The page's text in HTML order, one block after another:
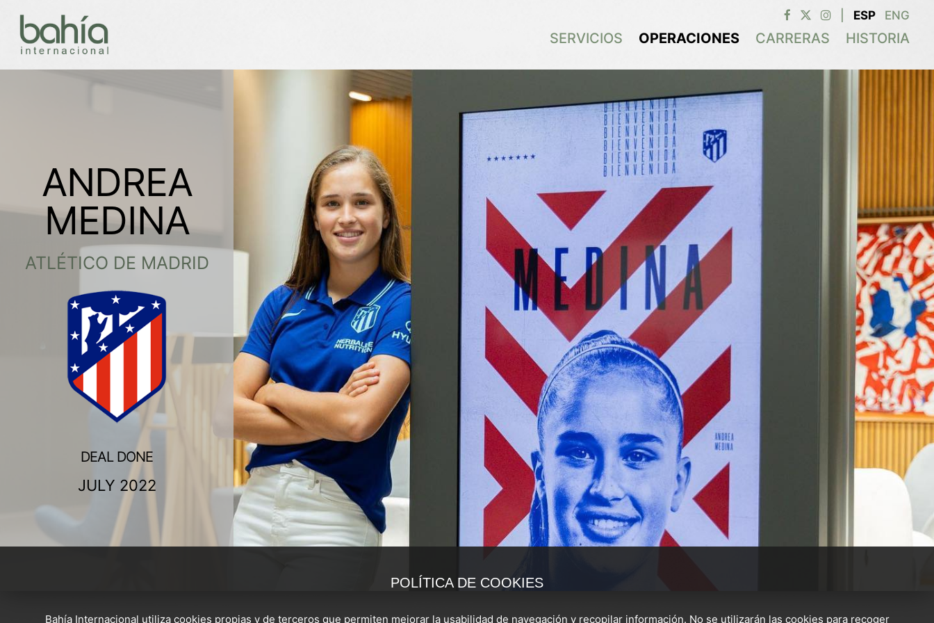
POLÍTICA DE COOKIES
Bahía Internacional utiliza cookies propias y de terceros que permiten mejorar la usabilidad de navegación y recopilar información. No se utilizarán las cookies para recoger
ESP ENG
SERVICIOS OPERACIONES CARRERAS HISTORIA
ANDREA
MEDINA
ATLÉTICO DE MADRID
DEAL DONE
JULY 2022